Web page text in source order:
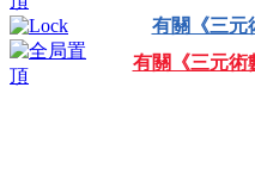
有關《三元
有關《三元術